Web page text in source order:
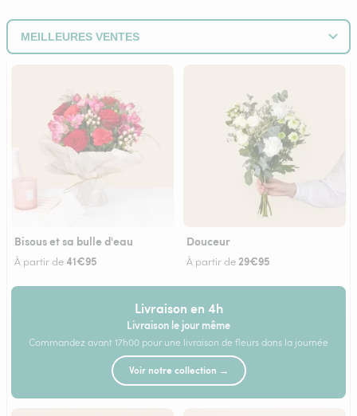
Bisous et sa bulle d'eau
À partir de41€95
Douceur
À partir de29€95
Livraison en 4h
Livraison le jour même
Commandez avant 17h00 pour une livraison de fleurs dans la journée
Voir notre collection →